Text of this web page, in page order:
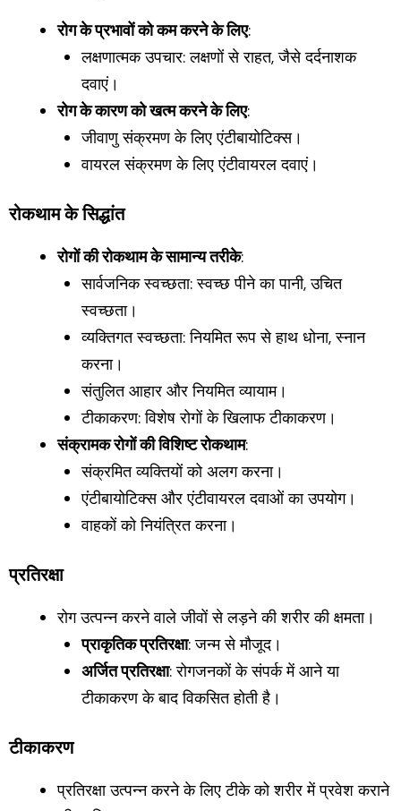
रोग के प्रभावों को कम करने के लिए:
लक्षणात्मक उपचार: लक्षणों से राहत, जैसे दर्दनाशक
दवाएं।
रोग के कारण को खत्म करने के लिए:
जीवाणु संक्रमण के लिए एंटीबायोटिक्स।
वायरल संक्रमण के लिए एंटीवायरल दवाएं।
रोकथाम के सिद्धांत
रोगों की रोकथाम के सामान्य तरीके:
सार्वजनिक स्वच्छता: स्वच्छ पीने का पानी, उचित
स्वच्छता।
व्यक्तिगत स्वच्छता: नियमित रूप से हाथ धोना, स्नान
करना।
संतुलित आहार और नियमित व्यायाम।
टीकाकरण: विशेष रोगों के खिलाफ टीकाकरण।
संक्रामक रोगों की विशिष्ट रोकथाम:
संक्रमित व्यक्तियों को अलग करना।
एंटीबायोटिक्स और एंटीवायरल दवाओं का उपयोग।
वाहकों को नियंत्रित करना।
प्रतिरक्षा
रोग उत्पन्न करने वाले जीवों से लड़ने की शरीर की क्षमता।
प्राकृतिक प्रतिरक्षा: जन्म से मौजूद।
अर्जित प्रतिरक्षा: रोगजनकों के संपर्क में आने या
टीकाकरण के बाद विकसित होती है।
टीकाकरण
प्रतिरक्षा उत्पन्न करने के लिए टीके को शरीर में प्रवेश कराने